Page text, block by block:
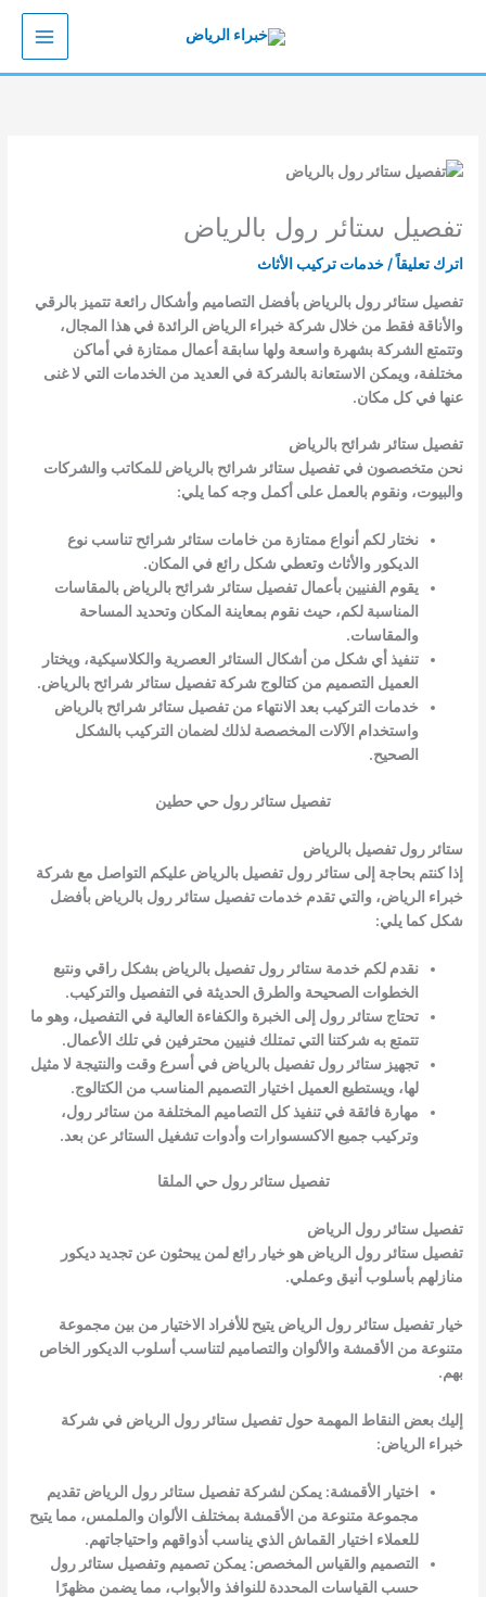
تفصيل ستائر رول بالرياض
اترك تعليقاً /خدمات تركيب الأثاث
تفصيل ستائر رول بالرياض بأفضل التصاميم وأشكال رائعة تتميز بالرقي
والأناقة فقط من خلال شركة خبراء الرياض الرائدة في هذا المجال،
وتتمتع الشركة بشهرة واسعة ولها سابقة أعمال ممتازة في أماكن
مختلفة، ويمكن الاستعانة بالشركة في العديد من الخدمات التي لا غنى
عنها في كل مكان.
تفصيل ستائر شرائح بالرياض
نحن متخصصون في تفصيل ستائر شرائح بالرياض للمكاتب والشركات
والبيوت، ونقوم بالعمل على أكمل وجه كما يلي:
نختار لكم أنواع ممتازة من خامات ستائر شرائح تناسب نوع
الديكور والأثاث وتعطي شكل رائع في المكان.
يقوم الفنيين بأعمال تفصيل ستائر شرائح بالرياض بالمقاسات
المناسبة لكم، حيث نقوم بمعاينة المكان وتحديد المساحة
والمقاسات.
تنفيذ أي شكل من أشكال الستائر العصرية والكلاسيكية، ويختار
العميل التصميم من كتالوج شركة تفصيل ستائر شرائح بالرياض.
خدمات التركيب بعد الانتهاء من تفصيل ستائر شرائح بالرياض
واستخدام الآلات المخصصة لذلك لضمان التركيب بالشكل
الصحيح.
تفصيل ستائر رول حي حطين
ستائر رول تفصيل بالرياض
إذا كنتم بحاجة إلى ستائر رول تفصيل بالرياض عليكم التواصل مع شركة
خبراء الرياض، والتي تقدم خدمات تفصيل ستائر رول بالرياض بأفضل
شكل كما يلي:
نقدم لكم خدمة ستائر رول تفصيل بالرياض بشكل راقي ونتبع
الخطوات الصحيحة والطرق الحديثة في التفصيل والتركيب.
تحتاج ستائر رول إلى الخبرة والكفاءة العالية في التفصيل، وهو ما
تتمتع به شركتنا التي تمتلك فنيين محترفين في تلك الأعمال.
تجهيز ستائر رول تفصيل بالرياض في أسرع وقت والنتيجة لا مثيل
لها، ويستطيع العميل اختيار التصميم المناسب من الكتالوج.
مهارة فائقة في تنفيذ كل التصاميم المختلفة من ستائر رول،
وتركيب جميع الاكسسوارات وأدوات تشغيل الستائر عن بعد.
تفصيل ستائر رول حي الملقا
تفصيل ستائر رول الرياض
تفصيل ستائر رول الرياض هو خيار رائع لمن يبحثون عن تجديد ديكور
منازلهم بأسلوب أنيق وعملي.
خيار تفصيل ستائر رول الرياض يتيح للأفراد الاختيار من بين مجموعة
متنوعة من الأقمشة والألوان والتصاميم لتناسب أسلوب الديكور الخاص
بهم.
إليك بعض النقاط المهمة حول تفصيل ستائر رول الرياض في شركة
خبراء الرياض:
اختيار الأقمشة: يمكن لشركة تفصيل ستائر رول الرياض تقديم
مجموعة متنوعة من الأقمشة بمختلف الألوان والملمس، مما يتيح
للعملاء اختيار القماش الذي يناسب أذواقهم واحتياجاتهم.
التصميم والقياس المخصص: يمكن تصميم وتفصيل ستائر رول
حسب القياسات المحددة للنوافذ والأبواب، مما يضمن مظهرًا